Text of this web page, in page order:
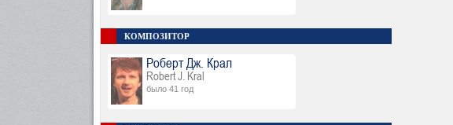
КОМПОЗИТОР
Роберт Дж. Крал
Robert J. Kral
было 41 год